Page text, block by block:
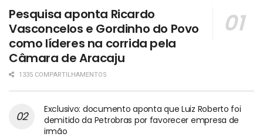
Pesquisa aponta Ricardo
Vasconcelos e Gordinho do Povo
como líderes na corrida pela
Câmara de Aracaju
1335 COMPARTILHAMENTOS
Exclusivo: documento aponta que Luiz Roberto foi
demitido da Petrobras por favorecer empresa de
irmão